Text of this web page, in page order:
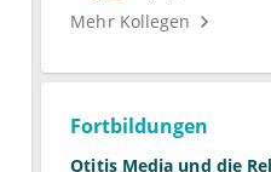
Mehr Kollegen
Fortbildungen
Otitis Media und die